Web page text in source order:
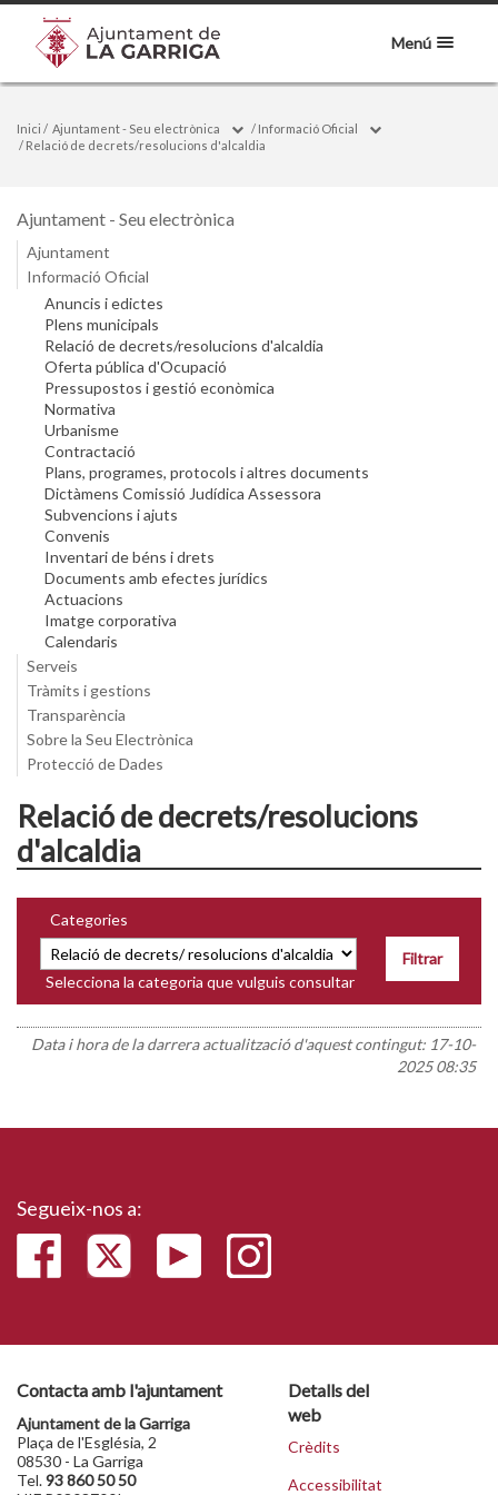
Menú
Inici / Ajuntament - Seu electrònica / Informació Oficial
/ Relació de decrets/resolucions d'alcaldia
Ajuntament - Seu electrònica
Ajuntament
Informació Oficial
Anuncis i edictes
Plens municipals
Relació de decrets/resolucions d'alcaldia
Oferta pública d'Ocupació
Pressupostos i gestió econòmica
Normativa
Urbanisme
Contractació
Plans, programes, protocols i altres documents
Dictàmens Comissió Judídica Assessora
Subvencions i ajuts
Convenis
Inventari de béns i drets
Documents amb efectes jurídics
Actuacions
Imatge corporativa
Calendaris
Serveis
Tràmits i gestions
Transparència
Sobre la Seu Electrònica
Protecció de Dades
Relació de decrets/resolucions
d'alcaldia
Categories
Selecciona la categoria que vulguis consultar
Data i hora de la darrera actualització d'aquest contingut: 17-10-
2025 08:35
Segueix-nos a:
Contacta amb l'ajuntament
Ajuntament de la Garriga
Plaça de l'Església, 2
08530 - La Garriga
Tel.93 860 50 50
Detalls del
web
Crèdits
Accessibilitat